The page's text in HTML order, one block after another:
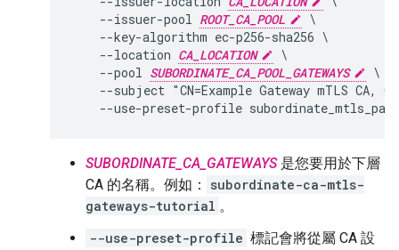
    --issuer-pool
ROOT_CA_POOL
\
    --key-algorithm ec-p256-sha256 \
    --location
CA_LOCATION
\
    --pool
SUBORDINATE_CA_POOL_GATEWAYS
\
--subject "CN=Example Gateway mTLS CA,
SUBORDINATE_CA_GATEWAYS是您要用於下層
CA 的名稱。例如：
subordinate-ca-mtls-
gateways-tutorial 。
--use-preset-profile 標記會將從屬 CA 設